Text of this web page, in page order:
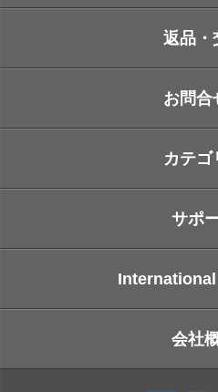
返品・
お問合
カテゴ
サポ
会社